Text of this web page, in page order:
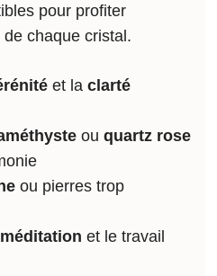
pour profiter
de chaque cristal.
et la clarté
ou quartz rose
ou pierres trop
méditation et le travail